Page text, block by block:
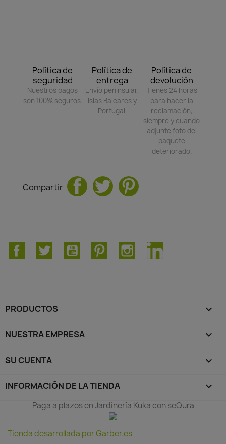
Política de
seguridad
Nuestros pagos
son 100% seguros.
Política de
entrega
Envío peninsular,
Islas Baleares y
Portugal.
Política de
devolución
Tienes 24 horas
para hacer la
reclamación,
siempre y cuando
adjunte foto del
paquete
deteriorado.
Compartir
FacebookTwitter YouTube PinterestInstagramLinkedIn
PRODUCTOS 
NUESTRA EMPRESA 
SU CUENTA 
INFORMACIÓN DE LA TIENDA keyboard_arrow_down
Paga a plazos en Jardinería Kuka con seQura
Tienda desarrollada por Garber.es